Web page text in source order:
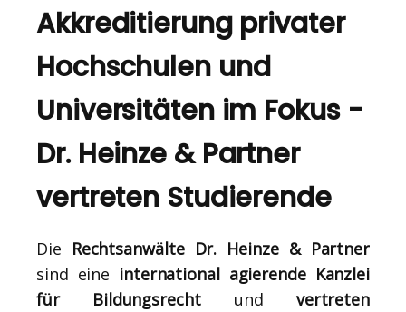
Akkreditierung privater
Hochschulen und
Universitäten im Fokus -
Dr. Heinze & Partner
vertreten Studierende
Die Rechtsanwälte Dr. Heinze & Partner
sind eine international agierende Kanzlei
für Bildungsrechtund vertreten